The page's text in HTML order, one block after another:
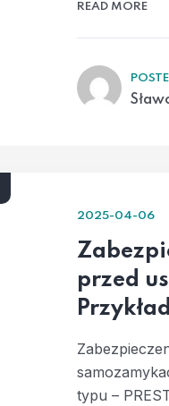
READ MORE
2025-04-06
przed
typu –